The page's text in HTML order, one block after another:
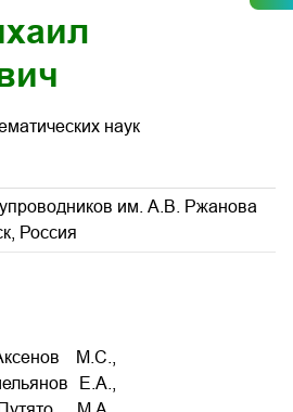
наук
им. А.В. Ржанова
Россия
М.С.,
Е.А.,